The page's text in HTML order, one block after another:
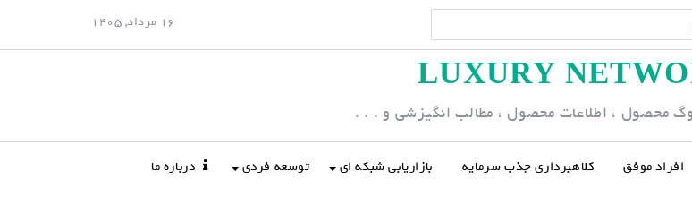
16 مرداد, 1405
LUXURY
محصول ، اطلاعات محصول ، مطالب انگیزشی و . . .
افراد موفق کلاهبرداری جذب سرمایه بازاریابی شبکه ای توسعه فردی درباره ما